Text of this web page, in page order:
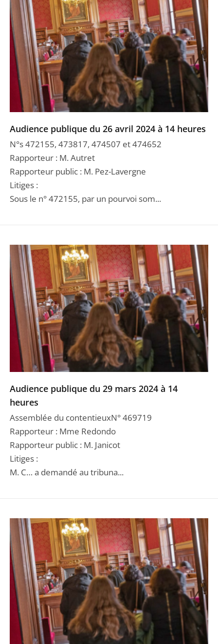
Audience publique du 26 avril 2024 à 14 heures
N°s 472155, 473817, 474507 et 474652
Rapporteur : M. Autret
Rapporteur public : M. Pez-Lavergne
Litiges :
Sous le n° 472155, par un pourvoi som...
Audience publique du 29 mars 2024 à 14
heures
Assemblée du contentieuxN° 469719
Rapporteur : Mme Redondo
Rapporteur public : M. Janicot
Litiges :
M. C… a demandé au tribuna...